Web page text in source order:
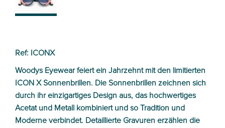
Ref: ICONX
Woodys Eyewear feiert ein Jahrzehnt mit den limitierten
ICON X Sonnenbrillen. Die Sonnenbrillen zeichnen sich
durch ihr einzigartiges Design aus, das hochwertiges
Acetat und Metall kombiniert und so Tradition und
Moderne verbindet. Detaillierte Gravuren erzählen die